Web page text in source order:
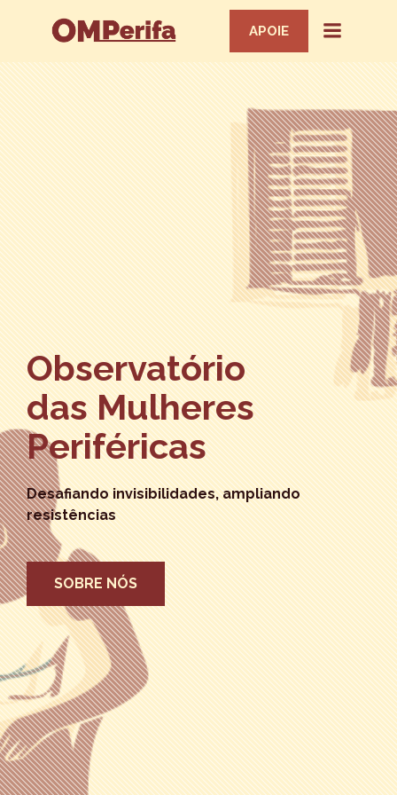
APOIE
Observatório
das Mulheres
Periféricas
Desafiando invisibilidades, ampliando
resistências
SOBRE NÓS